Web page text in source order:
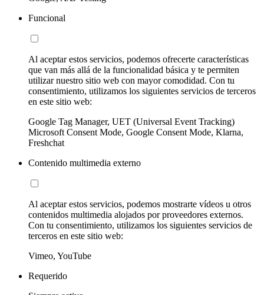
Funcional
Al aceptar estos servicios, podemos ofrecerte características
que van más allá de la funcionalidad básica y te permiten
utilizar nuestro sitio web con mayor comodidad. Con tu
consentimiento, utilizamos los siguientes servicios de terceros
en este sitio web:
Google Tag Manager, UET (Universal Event Tracking)
Microsoft Consent Mode, Google Consent Mode, Klarna,
Freshchat
Contenido multimedia externo
Al aceptar estos servicios, podemos mostrarte vídeos u otros
contenidos multimedia alojados por proveedores externos.
Con tu consentimiento, utilizamos los siguientes servicios de
terceros en este sitio web:
Vimeo, YouTube
Requerido